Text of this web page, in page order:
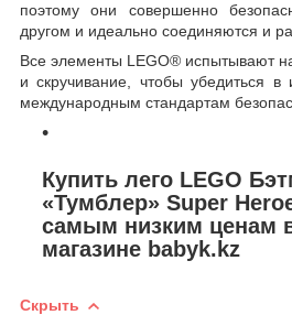
поэтому они совершенно
другом и идеально соединяются и
Все элементы LEGO® испытывают
и скручивание, чтобы убедиться в
международным стандартам
Купить лего LEGO
«Тумблер» Super
самым низким ценам
магазине babyk.kz
Скрыть